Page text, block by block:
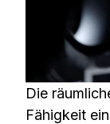
Die
Fähigkeit